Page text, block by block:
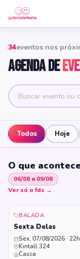
34eventos nos
Agenda de
Todos Hoje
O que
06/08 a 09/08
Ver só o fds →
HOJE
BALADA
Sexta Delas
Sex, 07/08/2026 · 22h
Kintall 324
Casca